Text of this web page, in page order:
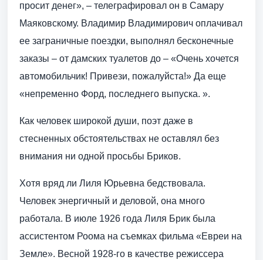
просит денег», – телеграфировал он в Самару
Маяковскому. Владимир Владимирович оплачивал
ее заграничные поездки, выполнял бесконечные
заказы – от дамских туалетов до – «Очень хочется
автомобильчик! Привези, пожалуйста!» Да еще
«непременно Форд, последнего выпуска. ».
Как человек широкой души, поэт даже в
стесненных обстоятельствах не оставлял без
внимания ни одной просьбы Бриков.
Хотя вряд ли Лиля Юрьевна бедствовала.
Человек энергичный и деловой, она много
работала. В июле 1926 года Лиля Брик была
ассистентом Роома на съемках фильма «Евреи на
Земле». Весной 1928-го в качестве режиссера